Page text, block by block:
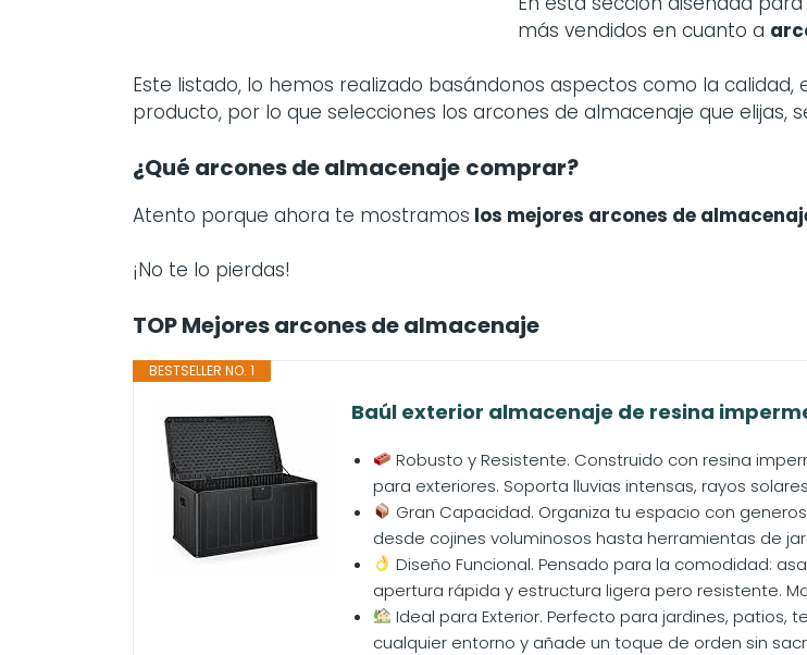
más vendidos en cuanto a
Este listado, lo hemos realizado basándonos aspectos como la
producto, por lo que selecciones los arcones de almacenaje que elijas,
¿Qué arcones de almacenaje comprar?
Atento porque ahora te mostramos los mejores arcones de
¡No te lo pierdas!
TOP Mejores arcones de almacenaje
BESTSELLER NO. 1
Baúl exterior almacenaje de resina
Robusto y Resistente. Construido con resina
para exteriores. Soporta lluvias intensas, rayos
Gran Capacidad. Organiza tu espacio con
desde cojines voluminosos hasta herramientas de
Diseño Funcional. Pensado para la comodidad:
apertura rápida y estructura ligera pero resistente.
Ideal para Exterior. Perfecto para jardines, patios,
cualquier entorno y añade un toque de orden sin